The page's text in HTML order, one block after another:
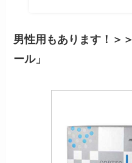
男性用もあります！＞
ール」